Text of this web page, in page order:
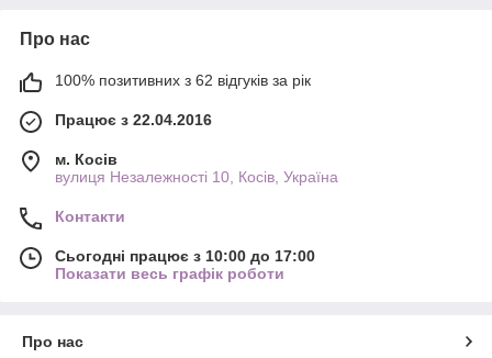
Про нас
100% позитивних з 62 відгуків за рік
Працює з 22.04.2016
м. Косів
вулиця Незалежності 10, Косів, Україна
Контакти
Сьогодні працює з 10:00 до 17:00
Показати весь графік роботи
Про нас